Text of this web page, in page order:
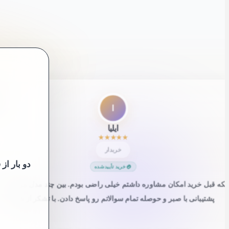
دو بار
ا
ایلیا
★★★★★
خریدار
خرید تأییدشده
قبل خرید امکان مشاوره داشتم خیلی راضی بودم. بین چند مدل مردد
پشتیبانی با صبر و حوصله تمام سوالاتم رو پاسخ دادن. با تشکر از شما